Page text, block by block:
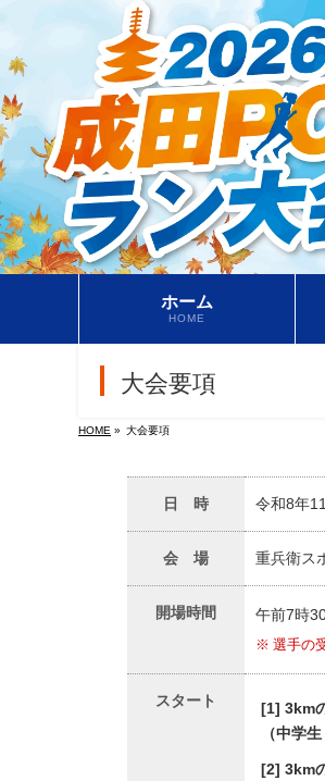
ホーム
HOME
大会要項
HOME » 大会要項
日 時 令和8年
会 場 重兵衛ス
開場時間 午前7時
選手の
スタート
[1] 3km
（中学
[2] 3km